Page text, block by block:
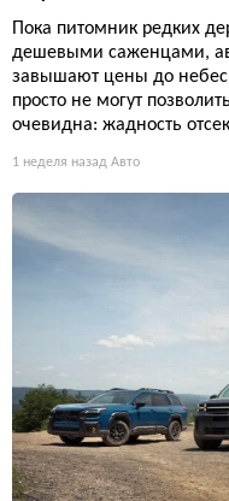
Пока питомник редких
дешевыми саженцами,
завышают цены до небес.
просто не могут
очевидна: жадность
1 неделя назад Авто